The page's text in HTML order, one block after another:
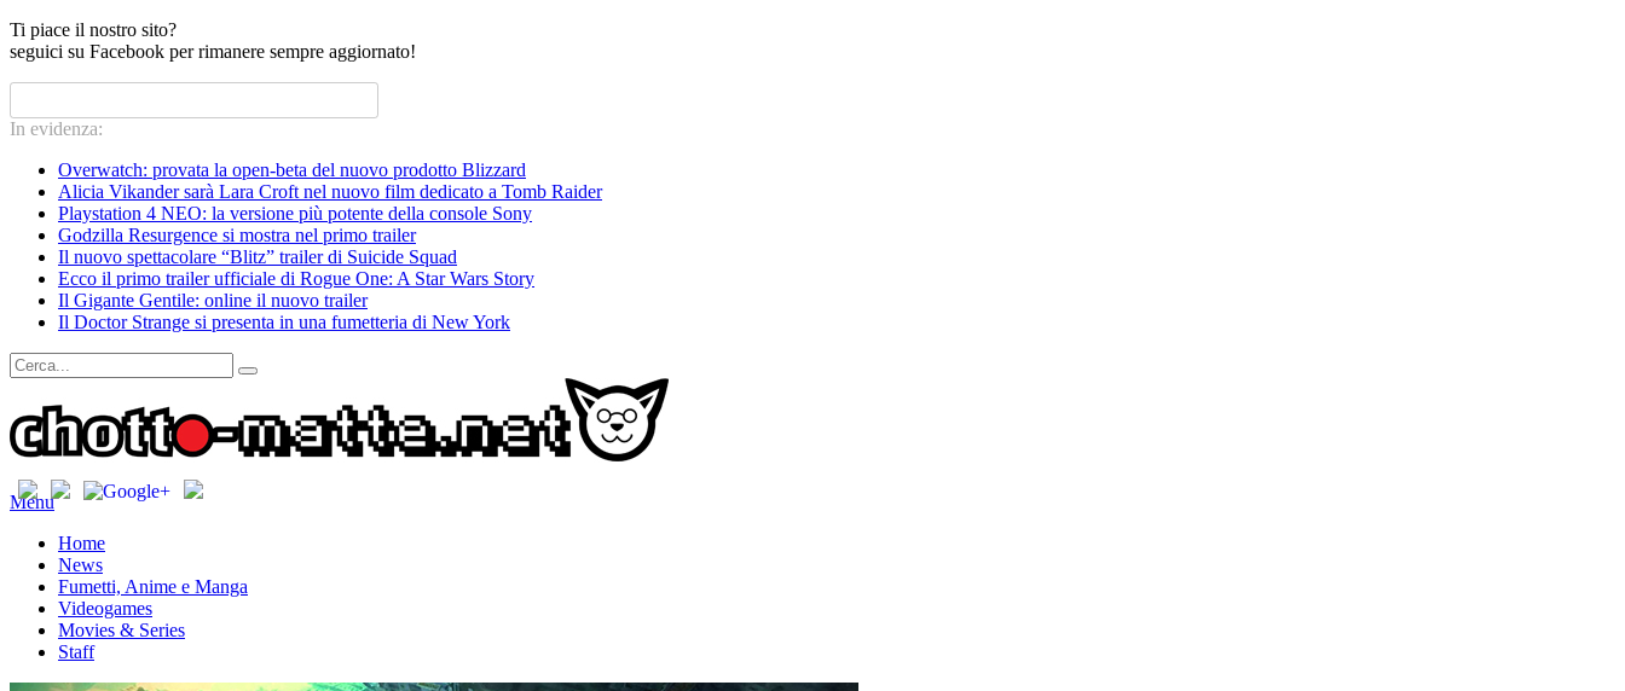
Ti piace il nostro sito?
seguici su Facebook per rimanere sempre aggiornato!
In evidenza:
Overwatch: provata la open-beta del nuovo prodotto Blizzard
Alicia Vikander sarà Lara Croft nel nuovo film dedicato a Tomb Raider
Playstation 4 NEO: la versione più potente della console Sony
Godzilla Resurgence si mostra nel primo trailer
Il nuovo spettacolare “Blitz” trailer di Suicide Squad
Ecco il primo trailer ufficiale di Rogue One: A Star Wars Story
Il Gigante Gentile: online il nuovo trailer
Il Doctor Strange si presenta in una fumetteria di New York
Menu
Home
News
Fumetti, Anime e Manga
Videogames
Movies & Series
Staff